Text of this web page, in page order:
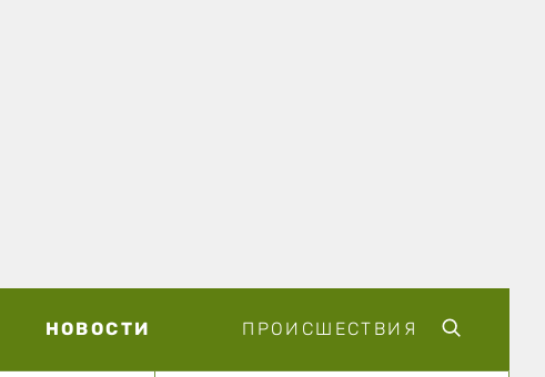
НОВОСТИ ПРОИСШЕСТВИЯ